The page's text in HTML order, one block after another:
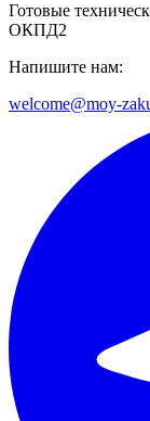
Готовые
ОКПД2
Напишите нам:
welcome@moy-